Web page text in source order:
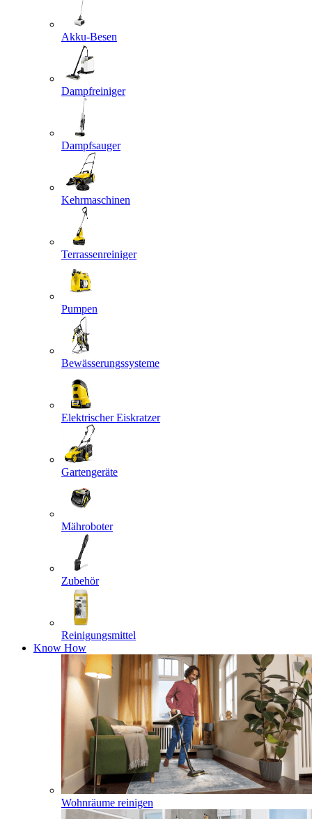
Akku-Besen
Dampfreiniger
Dampfsauger
Kehrmaschinen
Terrassenreiniger
Pumpen
Bewässerungssysteme
Elektrischer Eiskratzer
Gartengeräte
Mähroboter
Zubehör
Reinigungsmittel
Know How
Wohnräume reinigen